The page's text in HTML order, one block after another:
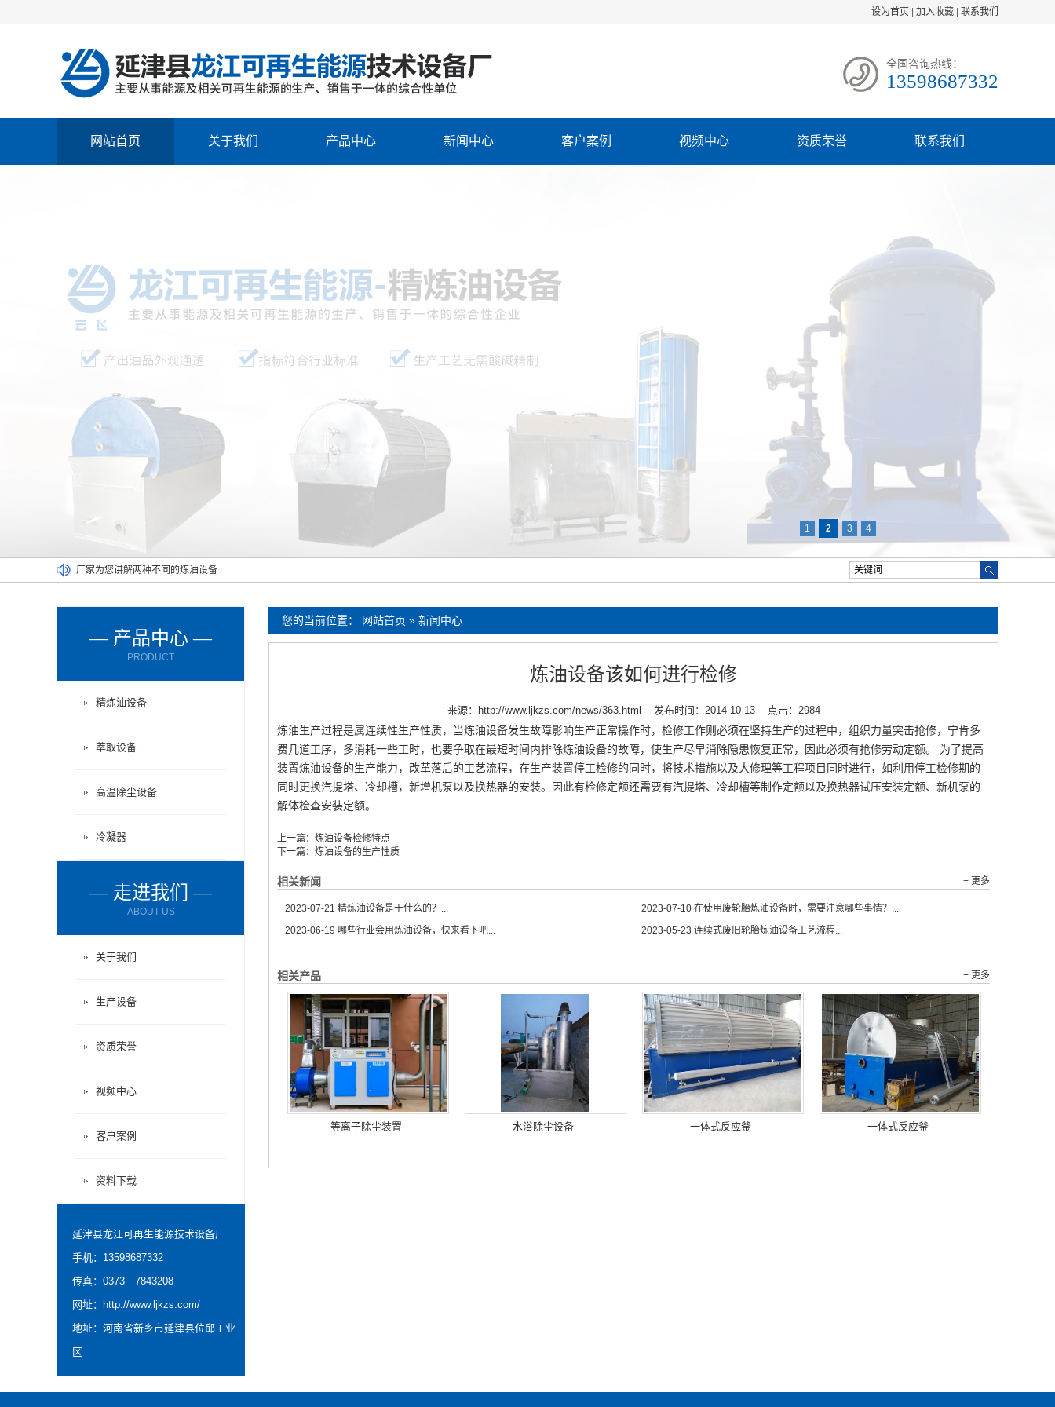
设为首页 加入收藏 联系我们
全国咨询热线：
13598687332
网站首页 关于我们 产品中心 新闻中心 客户案例 视频中心 资质荣誉 联系我们
1 2 3 4
厂家为您讲解两种不同的炼油设备
废轮胎炼油设备的进料方式有哪些？
您的当前位置： 网站首页 » 新闻中心
炼油设备该如何进行检修
来源： http://www.ljkzs.com/news/363.html 发布时间：2014-10-13 点击：2984
炼油生产过程是属连续性生产性质，当炼油设备发生故障影响生产正常操作时，检修工作则必须在坚持生产的过程中，组织力量突击抢修，宁肯多
费几道工序，多消耗一些工时，也要争取在最短时间内排除炼油设备的故障，使生产尽早消除隐患恢复正常，因此必须有抢修劳动定额。 为了提高
装置炼油设备的生产能力，改革落后的工艺流程，在生产装置停工检修的同时，将技术措施以及大修理等工程项目同时进行，如利用停工检修期的
同时更换汽提塔、冷却槽，新增机泵以及换热器的安装。因此有检修定额还需要有汽提塔、冷却槽等制作定额以及换热器试压安装定额、新机泵的
解体检查安装定额。
上一篇： 炼油设备检修特点
下一篇： 炼油设备的生产性质
相关新闻 + 更多
2023-07-21 精炼油设备是干什么的？... 2023-07-10 在使用废轮胎炼油设备时，需要注意哪些事情？...
2023-06-19 哪些行业会用炼油设备，快来看下吧... 2023-05-23 连续式废旧轮胎炼油设备工艺流程...
相关产品 + 更多
等离子除尘装置 水浴除尘设备 一体式反应釜 一体式反应釜
— 产品中心 —
PRODUCT
精炼油设备
萃取设备
高温除尘设备
冷凝器
— 走进我们 —
ABOUT US
关于我们
生产设备
资质荣誉
视频中心
客户案例
资料下载
延津县龙江可再生能源技术设备厂
手机：13598687332
传真：0373－7843208
网址：
http://www.ljkzs.com/
地址：河南省新乡市延津县位邱工业
区